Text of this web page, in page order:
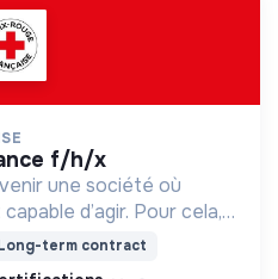
f/h/x
une société où
d’agir. Pour cela,
et des lieux
term contract